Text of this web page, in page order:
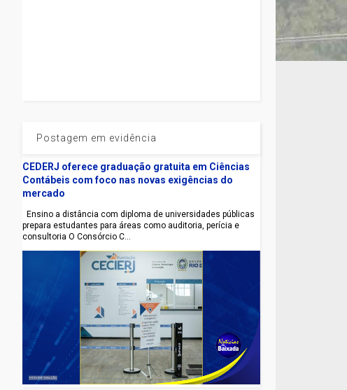
Postagem em evidência
CEDERJ oferece graduação gratuita em Ciências
Contábeis com foco nas novas exigências do
mercado
Ensino a distância com diploma de universidades públicas
prepara estudantes para áreas como auditoria, perícia e
consultoria O Consórcio C...